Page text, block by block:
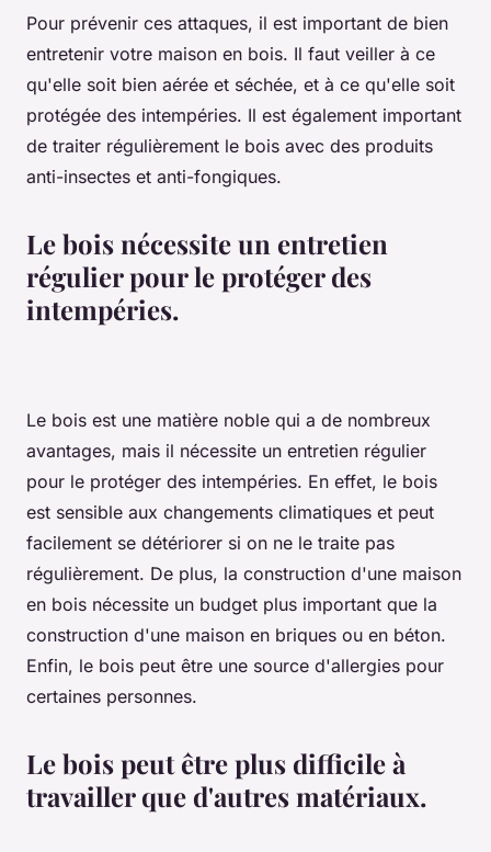
Pour prévenir ces attaques, il est important de bien
entretenir votre maison en bois. Il faut veiller à ce
qu'elle soit bien aérée et séchée, et à ce qu'elle soit
protégée des intempéries. Il est également important
de traiter régulièrement le bois avec des produits
anti-insectes et anti-fongiques.
Le bois nécessite un entretien
régulier pour le protéger des
intempéries.
Le bois est une matière noble qui a de nombreux
avantages, mais il nécessite un entretien régulier
pour le protéger des intempéries. En effet, le bois
est sensible aux changements climatiques et peut
facilement se détériorer si on ne le traite pas
régulièrement. De plus, la construction d'une maison
en bois nécessite un budget plus important que la
construction d'une maison en briques ou en béton.
Enfin, le bois peut être une source d'allergies pour
certaines personnes.
Le bois peut être plus difficile à
travailler que d'autres matériaux.